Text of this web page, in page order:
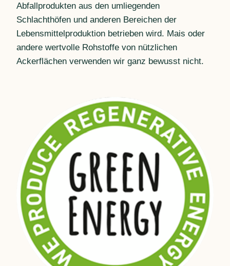
Abfallprodukten aus den umliegenden
Schlachthöfen und anderen Bereichen der
Lebensmittelproduktion betrieben wird. Mais oder
andere wertvolle Rohstoffe von nützlichen
Ackerflächen verwenden wir ganz bewusst nicht.